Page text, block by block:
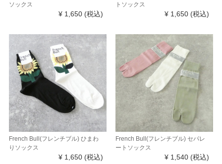
ソックス
¥ 1,650 (税込)
トソックス
¥ 1,650 (税込)
French Bull(フレンチブル) ひまわ
りソックス
¥ 1,650 (税込)
French Bull(フレンチブル) セパレ
ートソックス
¥ 1,540 (税込)